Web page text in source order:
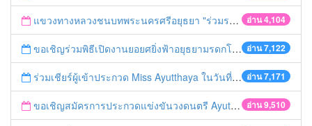
อ่าน 4,104
แขวงทางหลวงชนบทพระนครศรีอยุธยา "ร่วมรณรงค์ ขับช้า เปิดไฟหน้า คาดเข็มขัด" เทศกาลสงกรานต์ ปี 2561
อ่าน 7,122
ขอเชิญร่วมพิธีเปิดงานยอยศยิ่งฟ้าอยุธยามรดกโลก
อ่าน 7,171
ร่วมเชียร์ผู้เข้าประกวด Miss Ayutthaya ในวันที่ 15 ธันวาคม 2560
อ่าน 9,510
ขอเชิญสมัครการประกวดแข่งขันวงดนตรี Ayutthaya battle of the bands